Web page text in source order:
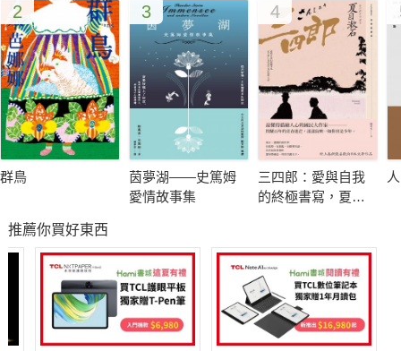
▎窮困潦倒，同情小南卻把自己賠上了的洪士毅：「既然吃錯了
藥，後悔又有何益？」
我以前餓著肚子，天天想法子找飯吃的時候，恐慌儘管是恐慌，
並不至於逼成病來。現在有了職業，除了每天兩頓飯不必發愁而
外，而且可以剩些錢，添製衣帽，順順當當的，可以安然無事
了。不料剛吃三天飽飯，自己就想了男女之愛，結果是剛剛爬到
井口上來，又扛了一塊大石頭在肩上，這種痛苦，比落在井裡頭
說了，我的病危險，這不至於是客氣話吧？我這條命，恐怕是犧
牲在一個撿煤核的姑娘手上了。
▎中意相貌因而招攬小南入歌舞團，富有人家的柳三少爺
這人穿了米色的薄呢西服，胸面前飄出葡萄點子的花綢領帶來。
2
群鳥
3
茵夢湖——史篤姆
愛情故事集
4
三四郎：愛與自我
的終極書寫，夏目
藏版】
推薦你買好東西